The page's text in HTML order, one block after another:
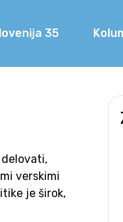
35
verskimi
je širok,